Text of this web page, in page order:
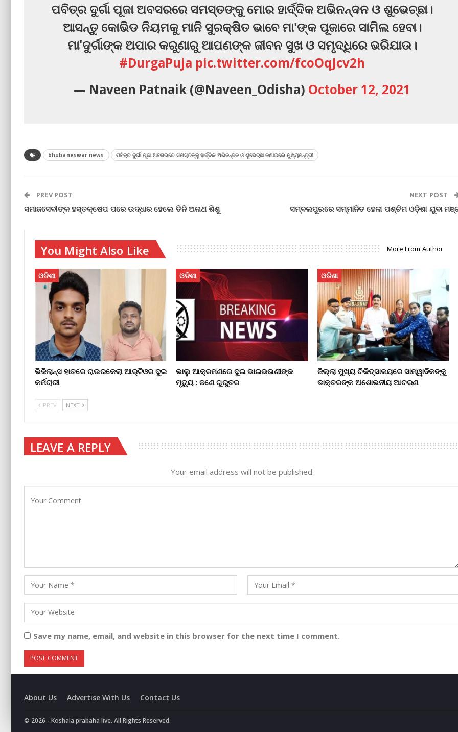
ପବିତ୍ର ଦୁର୍ଗା ପୂଜା ଅବସରରେ ସମସ୍ତଙ୍କୁ ମୋର ହାର୍ଦ୍ଦିକ ଅଭିନନ୍ଦନ ଓ ଶୁଭେଚ୍ଛା।
ଆସନ୍ତୁ କୋଭିଡ ନିୟମକୁ ମାନି ସୁରକ୍ଷିତ ଭାବେ ମା'ଙ୍କ ପୂଜାରେ ସାମିଲ ହେବା।
ମା'ଦୁର୍ଗାଙ୍କ ଅପାର କରୁଣାରୁ ଆପଣଙ୍କ ଜୀବନ ସୁଖ ଓ ସମୃଦ୍ଧିରେ ଭରିଯାଉ।
#DurgaPuja pic.twitter.com/fcoOqJcv2h
— Naveen Patnaik (@Naveen_Odisha) October 12, 2021
bhubaneswar news ପବିତ୍ର ଦୁର୍ଗା ପୂଜା ଅବସରରେ ସମସ୍ତଙ୍କୁ ହାର୍ଦ୍ଦିକ ଅଭିନନ୍ଦନ ଓ ଶୁଭେଚ୍ଛା ଜଣାଇଲେ ମୁଖ୍ୟମନ୍ତ୍ରୀ
PREV POST
ସମାଜସେବୀଙ୍କ ହସ୍ତକ୍ଷେପ ପରେ ଉଦ୍ଧାର ହେଲେ ତିନି ଅନାଥ ଶିଶୁ
NEXT POST
ସମ୍ବଲପୁରରେ ସମ୍ମାନିତ ହେଲା ପଶ୍ଚିମ ଓଡ଼ିଶା ଯୁବା
You Might Also Like More From Author
ଓଡିଶା
ଭିଜିଲାନ୍ସ ହାତରେ ରାଉରକେଲା ଆର୍‌ଟିଓର ଦୁଇ
କର୍ମଚାରୀ
ଓଡିଶା
ଭାଲୁ ଆକ୍ରମଣରେ ଦୁଇ ଭାଇଭଉଣୀଙ୍କ
ମୃତ୍ୟୁ : ଜଣେ ଗୁରୁତର
ଓଡିଶା
ଜିଲ୍ଲା ମୁଖ୍ୟ ଚିକିତ୍ସାଳୟରେ ସାମ୍ୱାଦିକଙ୍କୁ
ଡାକ୍ତରଙ୍କ ଅଶୋଭନୀୟ ଆଚରଣ
PREV NEXT
LEAVE A REPLY
Your email address will not be published.
Save my name, email, and website in this browser for the next time I comment.
About Us Advertise With Us Contact Us
© 2026 - Koshala prabaha live. All Rights Reserved.